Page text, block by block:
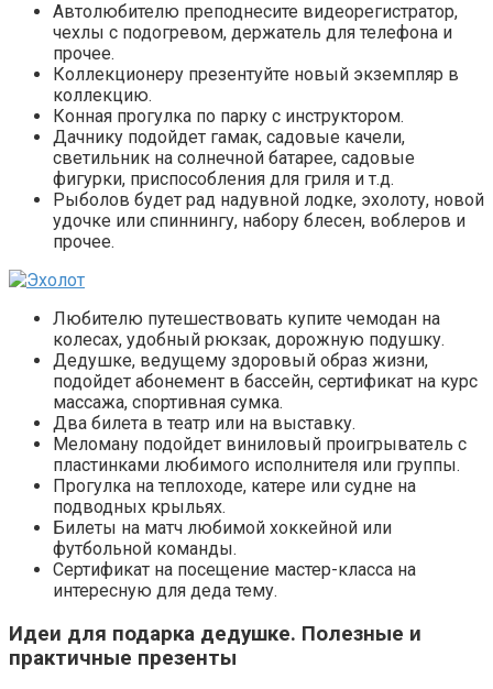
Автолюбителю преподнесите видеорегистратор,
чехлы с подогревом, держатель для телефона и
прочее.
Коллекционеру презентуйте новый экземпляр в
коллекцию.
Конная прогулка по парку с инструктором.
Дачнику подойдет гамак, садовые качели,
светильник на солнечной батарее, садовые
фигурки, приспособления для гриля и т.д.
Рыболов будет рад надувной лодке, эхолоту, новой
удочке или спиннингу, набору блесен, воблеров и
прочее.
Любителю путешествовать купите чемодан на
колесах, удобный рюкзак, дорожную подушку.
Дедушке, ведущему здоровый образ жизни,
подойдет абонемент в бассейн, сертификат на курс
массажа, спортивная сумка.
Два билета в театр или на выставку.
Меломану подойдет виниловый проигрыватель с
пластинками любимого исполнителя или группы.
Прогулка на теплоходе, катере или судне на
подводных крыльях.
Билеты на матч любимой хоккейной или
футбольной команды.
Сертификат на посещение мастер-класса на
интересную для деда тему.
Идеи для подарка дедушке. Полезные и
практичные презенты